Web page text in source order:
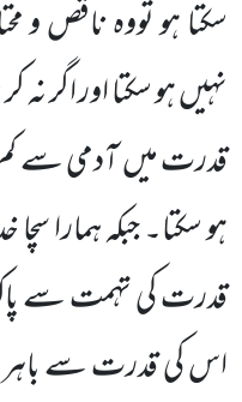
سکتا ہو تووہ ناقص و
نہیں ہو سکتا اور اگر
قدرت میں آدمی سے کم
ہو سکتا۔ جبکہ ہمارا
قدرت کی تہمت سے
اس کی قدرت سے